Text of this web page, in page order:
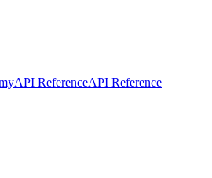
API ReferenceAPI Reference